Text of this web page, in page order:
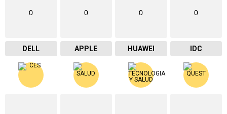
0
DELL
0
APPLE
0
HUAWEI
0
IDC